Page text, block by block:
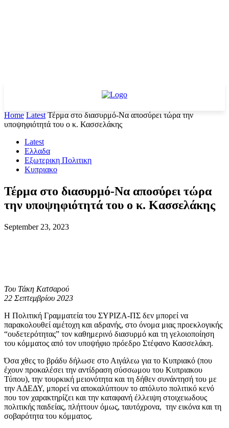
Home Latest Τέρμα στο διασυρμό-Να αποσύρει τώρα την
υποψηφιότητά του ο κ. Κασσελάκης
Latest
Ελλαδα
Εξωτερικη Πολιτικη
Κυπριακο
Τέρμα στο διασυρμό-Να αποσύρει τώρα
την υποψηφιότητά του ο κ. Κασσελάκης
September 23, 2023
Του Τάκη Κατσαρού
22 Σεπτεμβρίου 2023
Η Πολιτική Γραμματεία του ΣΥΡΙΖΑ-ΠΣ δεν μπορεί να
παρακολουθεί αμέτοχη και αδρανής, στο όνομα μιας προεκλογικής
“ουδετερότητας” τον καθημερινό διασυρμό και τη γελοιοποίηση
του κόμματος από τον υποψήφιο πρόεδρο Στέφανο Κασσελάκη.
Όσα χθες το βράδυ δήλωσε στο Αιγάλεω για το Κυπριακό (που
έχουν προκαλέσει την αντίδραση σύσσωμου του Κυπριακου
Τύπου), την τουρκική μειονότητα και τη δήθεν συνάντησή του με
την ΑΔΕΔΥ, μπορεί να αποκαλύπτουν το απόλυτο πολιτικό κενό
που τον χαρακτηρίζει και την καταφανή έλλειψη στοιχειωδους
πολιτικής παιδείας, πλήττουν όμως, ταυτόχρονα, την εικόνα και τη
σοβαρότητα του κόμματος.